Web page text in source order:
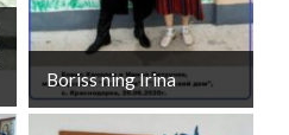
Boriss ning Irina